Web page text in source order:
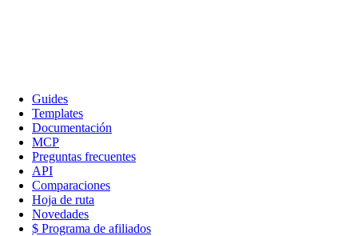
Guides
Templates
Documentación
MCP
Preguntas frecuentes
API
Comparaciones
Hoja de ruta
Novedades
$ Programa de afiliados